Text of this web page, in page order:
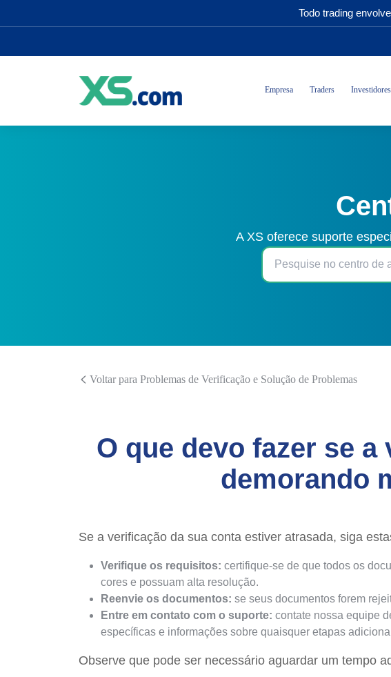
Todo trading
Empresa Traders Investidores
A XS oferece suporte
Voltar para Problemas de Verificação e Solução de Problemas
O que devo fazer se
demorando
Se a verificação da sua conta estiver atrasada, siga
Verifique os requisitos: certifique-se de que todos os
cores e possuam alta resolução.
Reenvie os documentos: se seus documentos forem
Entre em contato com o suporte: contate nossa equipe
específicas e informações sobre quaisquer etapas
Observe que pode ser necessário aguardar um tempo